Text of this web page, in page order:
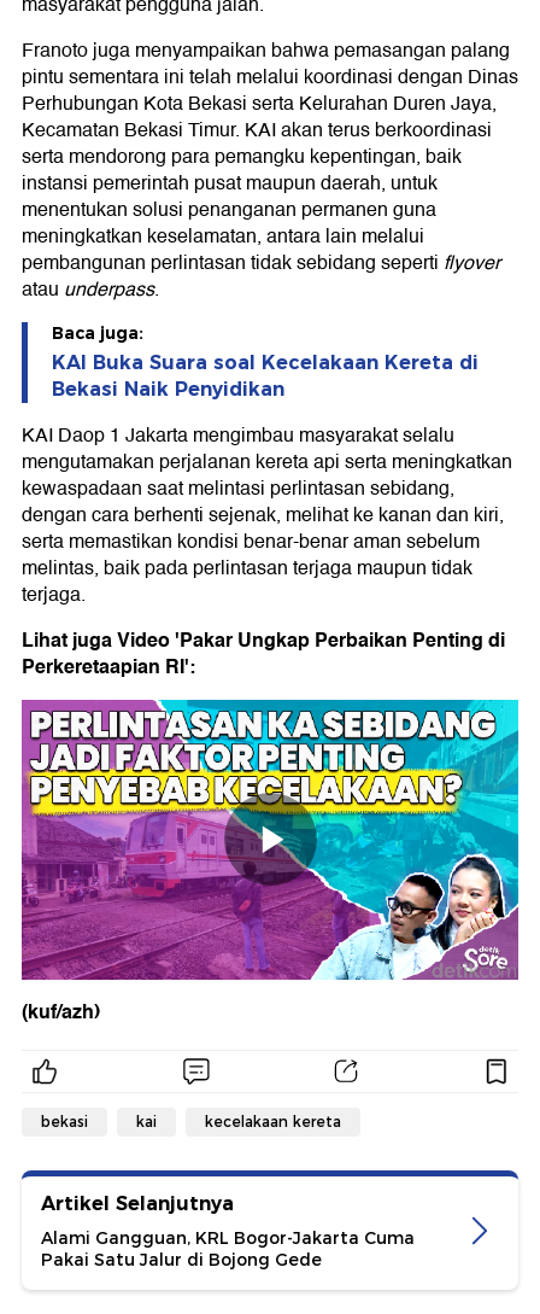
Franoto juga menyampaikan bahwa pemasangan palang
pintu sementara ini telah melalui koordinasi dengan Dinas
Perhubungan Kota Bekasi serta Kelurahan Duren Jaya,
Kecamatan Bekasi Timur. KAI akan terus berkoordinasi
serta mendorong para pemangku kepentingan, baik
instansi pemerintah pusat maupun daerah, untuk
menentukan solusi penanganan permanen guna
meningkatkan keselamatan, antara lain melalui
pembangunan perlintasan tidak sebidang seperti flyover
atau underpass.
Baca juga:
KAI Buka Suara soal Kecelakaan Kereta di
Bekasi Naik Penyidikan
KAI Daop 1 Jakarta mengimbau masyarakat selalu
mengutamakan perjalanan kereta api serta meningkatkan
kewaspadaan saat melintasi perlintasan sebidang,
dengan cara berhenti sejenak, melihat ke kanan dan kiri,
serta memastikan kondisi benar-benar aman sebelum
melintas, baik pada perlintasan terjaga maupun tidak
terjaga.
Lihat juga Video 'Pakar Ungkap Perbaikan Penting di
Perkeretaapian RI':
(kuf/azh)
bekasi kai kecelakaan kereta
Artikel Selanjutnya
Alami Gangguan, KRL Bogor-Jakarta Cuma
Pakai Satu Jalur di Bojong Gede